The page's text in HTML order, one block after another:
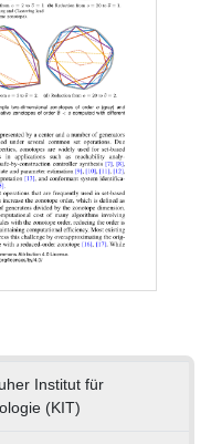
Institut für
(KIT)